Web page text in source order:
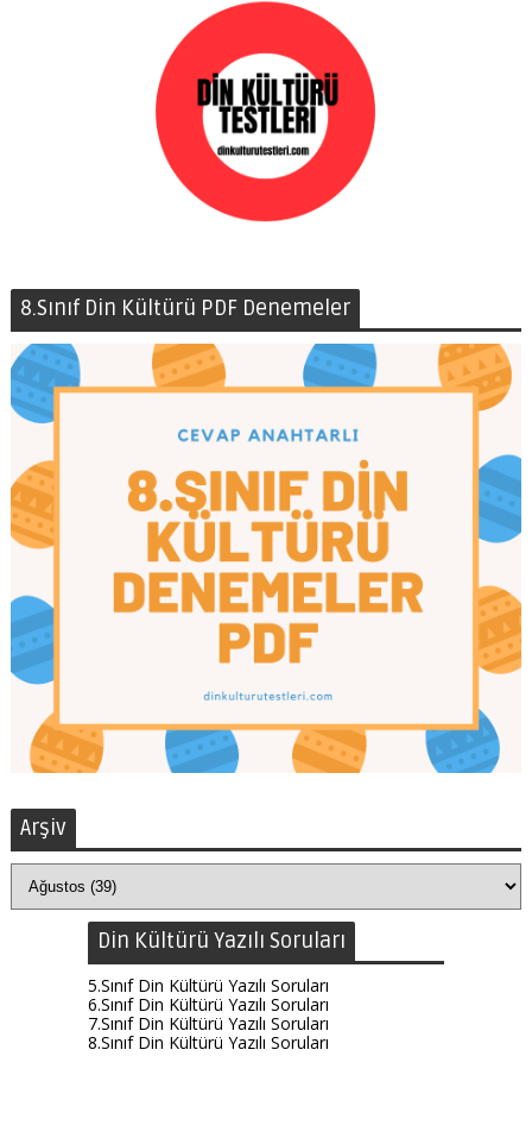
8.Sınıf Din Kültürü PDF Denemeler
Arşiv
Din Kültürü Yazılı Soruları
5.Sınıf Din Kültürü Yazılı Soruları
6.Sınıf Din Kültürü Yazılı Soruları
7.Sınıf Din Kültürü Yazılı Soruları
8.Sınıf Din Kültürü Yazılı Soruları